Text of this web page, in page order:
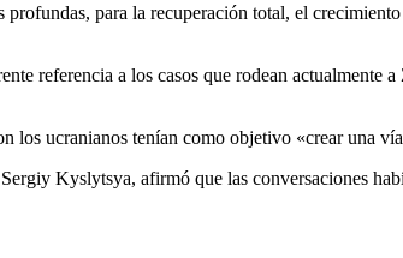
para la recuperación total, el
referencia a los casos que rodean actualmente
los ucranianos tenían como objetivo «crear una
Kyslytsya, afirmó que las conversaciones